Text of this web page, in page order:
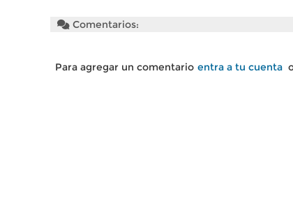
Comentarios:
Para agregar un comentario entra a tu cuenta